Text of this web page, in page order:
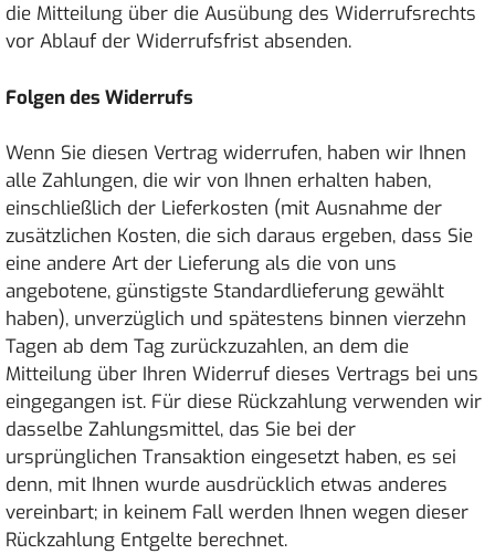
die Mitteilung über die Ausübung des Widerrufsrechts
vor Ablauf der Widerrufsfrist absenden.
Folgen des Widerrufs
Wenn Sie diesen Vertrag widerrufen, haben wir Ihnen
alle Zahlungen, die wir von Ihnen erhalten haben,
einschließlich der Lieferkosten (mit Ausnahme der
zusätzlichen Kosten, die sich daraus ergeben, dass Sie
eine andere Art der Lieferung als die von uns
angebotene, günstigste Standardlieferung gewählt
haben), unverzüglich und spätestens binnen vierzehn
Tagen ab dem Tag zurückzuzahlen, an dem die
Mitteilung über Ihren Widerruf dieses Vertrags bei uns
eingegangen ist. Für diese Rückzahlung verwenden wir
dasselbe Zahlungsmittel, das Sie bei der
ursprünglichen Transaktion eingesetzt haben, es sei
denn, mit Ihnen wurde ausdrücklich etwas anderes
vereinbart; in keinem Fall werden Ihnen wegen dieser
Rückzahlung Entgelte berechnet.